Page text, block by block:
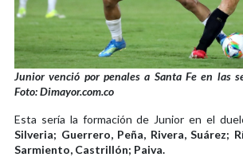
Junior venció por penales a Santa Fe en las
Foto: Dimayor.com.co
Esta sería la formación de Junior en el
Silveria; Guerrero, Peña, Rivera, Suárez;
Sarmiento, Castrillón; Paiva.